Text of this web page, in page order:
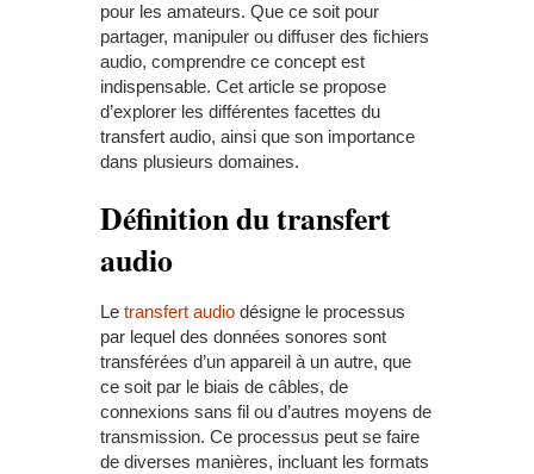
pour les amateurs. Que ce soit pour
partager, manipuler ou diffuser des fichiers
audio, comprendre ce concept est
indispensable. Cet article se propose
d’explorer les différentes facettes du
transfert audio, ainsi que son importance
dans plusieurs domaines.
Définition du transfert
audio
Le transfert audio désigne le processus
par lequel des données sonores sont
transférées d’un appareil à un autre, que
ce soit par le biais de câbles, de
connexions sans fil ou d’autres moyens de
transmission. Ce processus peut se faire
de diverses manières, incluant les formats